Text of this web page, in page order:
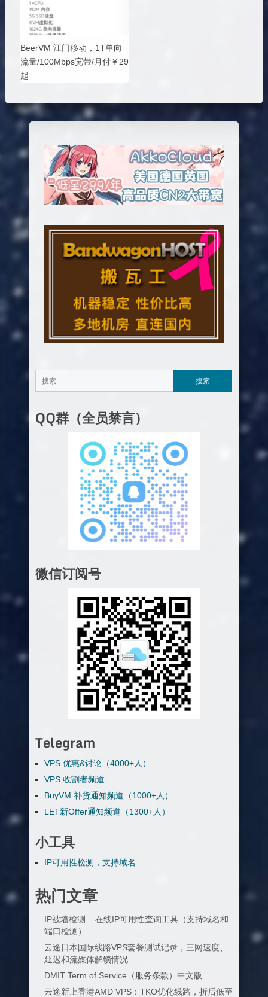
BeerVM 江门移动，1T单向
流量/100Mbps宽带/月付￥29
起
QQ群（全员禁言）
微信订阅号
Telegram
VPS 优惠&讨论（4000+人）
VPS 收割者频道
BuyVM 补货通知频道（1000+人）
LET新Offer通知频道（1300+人）
小工具
IP可用性检测，支持域名
热门文章
IP被墙检测 – 在线IP可用性查询工具（支持域名和
端口检测）
云途日本国际线路VPS套餐测试记录，三网速度、
延迟和流媒体解锁情况
DMIT Term of Service（服务条款）中文版
云途新上香港AMD VPS：TKO优化线路，折后低至